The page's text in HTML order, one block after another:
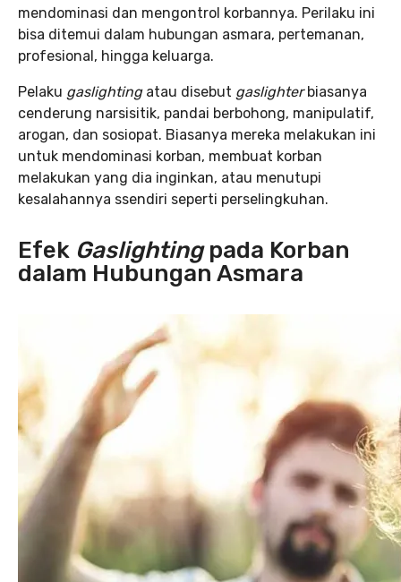
mendominasi dan mengontrol korbannya. Perilaku ini
bisa ditemui dalam hubungan asmara, pertemanan,
profesional, hingga keluarga.
Pelaku gaslighting atau disebut gaslighterbiasanya
cenderung narsisitik, pandai berbohong, manipulatif,
arogan, dan sosiopat. Biasanya mereka melakukan ini
untuk mendominasi korban, membuat korban
melakukan yang dia inginkan, atau menutupi
kesalahannya ssendiri seperti perselingkuhan.
Efek Gaslightingpada Korban
dalam Hubungan Asmara